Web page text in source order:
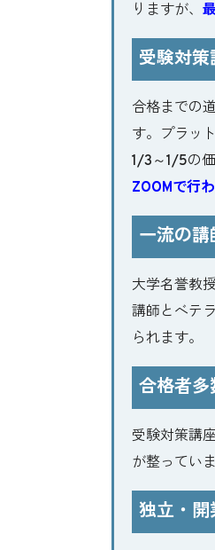
りますが、
受験対
合格までの
す。プラッ
1/3～1/5の
ZOOMで行
一流の講
大学名誉教
講師とベテ
られます。
合格者多
受験対策講
が整っていま
独立・開